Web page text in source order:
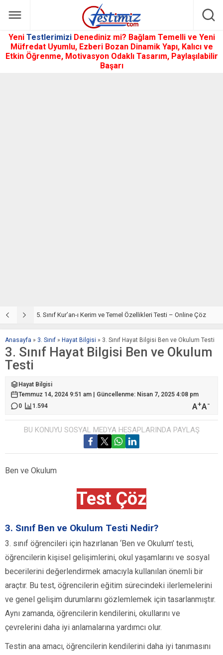
Yeni Testlerimizi Denediniz mi? Bağlam Temelli ve Yeni
Müfredat Uyumlu, Ezberi Bozan Dinamik Yapı, Kalıcı ve
Etkin Öğrenme, Motivasyon Odaklı Tasarım, Paylaşılabilir
Başarı
5. Sınıf Kur’an-ı Kerim ve Temel Özellikleri Testi – Online Çöz
Anasayfa » 3. Sınıf » Hayat Bilgisi » 3. Sınıf Hayat Bilgisi Ben ve Okulum Testi
3. Sınıf Hayat Bilgisi Ben ve Okulum
Testi
Hayat Bilgisi
Temmuz 14, 2024 9:51 am | Güncellenme: Nisan 7, 2025 4:08 pm
0
1.594 A+A-
BU KONUYU SOSYAL MEDYA HESAPLARINDA PAYLAŞ
Ben ve Okulum
Test Çöz
3. Sınıf Ben ve Okulum Testi Nedir?
3. sınıf öğrencileri için hazırlanan ‘Ben ve Okulum’ testi,
öğrencilerin kişisel gelişimlerini, okul yaşamlarını ve sosyal
becerilerini değerlendirmek amacıyla kullanılan önemli bir
araçtır. Bu test, öğrencilerin eğitim sürecindeki ilerlemelerini
ve genel gelişim durumlarını gözlemlemek için tasarlanmıştır.
Aynı zamanda, öğrencilerin kendilerini, okullarını ve
çevrelerini daha iyi anlamalarına yardımcı olur.
Testin ana amacı, öğrencilerin kendilerini daha iyi tanımasını